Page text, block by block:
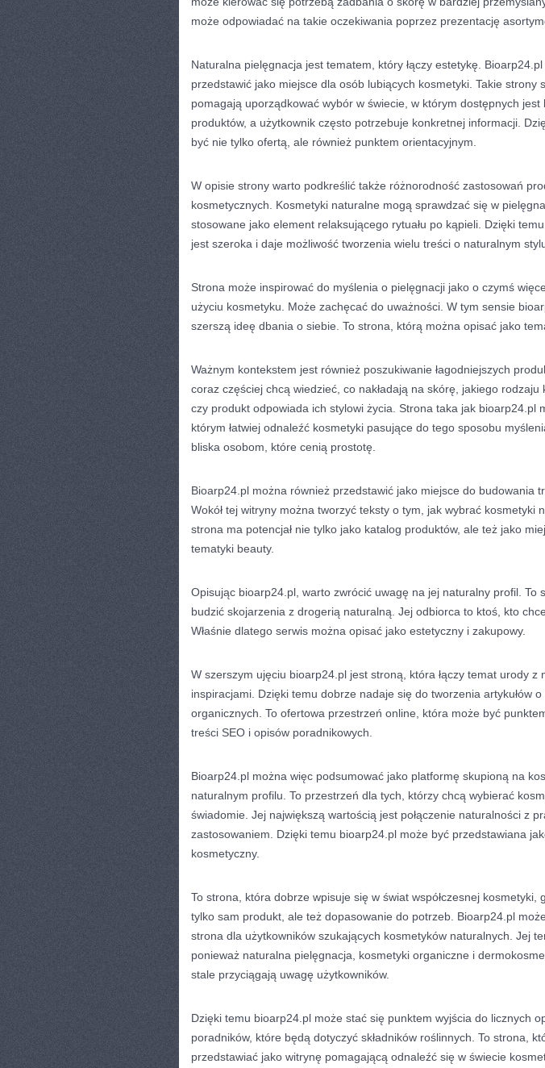
może odpowiadać na takie oczekiwania poprzez prezentację
Naturalna pielęgnacja jest tematem, który łączy estetykę.
przedstawić jako miejsce dla osób lubiących kosmetyki. Takie strony
pomagają uporządkować wybór w świecie, w którym dostępnych jest
produktów, a użytkownik często potrzebuje konkretnej informacji.
być nie tylko ofertą, ale również punktem orientacyjnym.
W opisie strony warto podkreślić także różnorodność zastosowań
kosmetycznych. Kosmetyki naturalne mogą sprawdzać się w
stosowane jako element relaksującego rytuału po kąpieli. Dzięki
jest szeroka i daje możliwość tworzenia wielu treści o naturalnym
Strona może inspirować do myślenia o pielęgnacji jako o czymś
użyciu kosmetyku. Może zachęcać do uważności. W tym sensie
szerszą ideę dbania o siebie. To strona, którą można opisać jako
Ważnym kontekstem jest również poszukiwanie łagodniejszych
coraz częściej chcą wiedzieć, co nakładają na skórę, jakiego rodzaju
czy produkt odpowiada ich stylowi życia. Strona taka jak bioarp24.pl
którym łatwiej odnaleźć kosmetyki pasujące do tego sposobu
bliska osobom, które cenią prostotę.
Bioarp24.pl można również przedstawić jako miejsce do budowania
Wokół tej witryny można tworzyć teksty o tym, jak wybrać kosmetyki
strona ma potencjał nie tylko jako katalog produktów, ale też jako
tematyki beauty.
Opisując bioarp24.pl, warto zwrócić uwagę na jej naturalny profil. To
budzić skojarzenia z drogerią naturalną. Jej odbiorca to ktoś, kto
Właśnie dlatego serwis można opisać jako estetyczny i zakupowy.
W szerszym ujęciu bioarp24.pl jest stroną, która łączy temat urody z
inspiracjami. Dzięki temu dobrze nadaje się do tworzenia artykułów
organicznych. To ofertowa przestrzeń online, która może być
treści SEO i opisów poradnikowych.
Bioarp24.pl można więc podsumować jako platformę skupioną na
naturalnym profilu. To przestrzeń dla tych, którzy chcą wybierać
świadomie. Jej największą wartością jest połączenie naturalności z
zastosowaniem. Dzięki temu bioarp24.pl może być przedstawiana
kosmetyczny.
To strona, która dobrze wpisuje się w świat współczesnej kosmetyki,
tylko sam produkt, ale też dopasowanie do potrzeb. Bioarp24.pl
strona dla użytkowników szukających kosmetyków naturalnych. Jej
ponieważ naturalna pielęgnacja, kosmetyki organiczne i
stale przyciągają uwagę użytkowników.
Dzięki temu bioarp24.pl może stać się punktem wyjścia do licznych
poradników, które będą dotyczyć składników roślinnych. To strona,
przedstawiać jako witrynę pomagającą odnaleźć się w świecie